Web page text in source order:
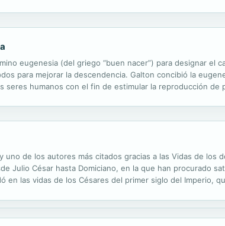
eugenesia (del griego “buen nacer”) para designar el
para mejorar la descendencia. Galton concibió la
humanos con el fin de estimular la reproducción de
de los autores más citados gracias a las Vidas de los
Julio César hasta Domiciano, en la que han procurado
en las vidas de los Césares del primer siglo del Imperio,